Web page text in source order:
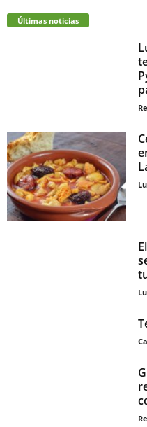
Últimas noticias